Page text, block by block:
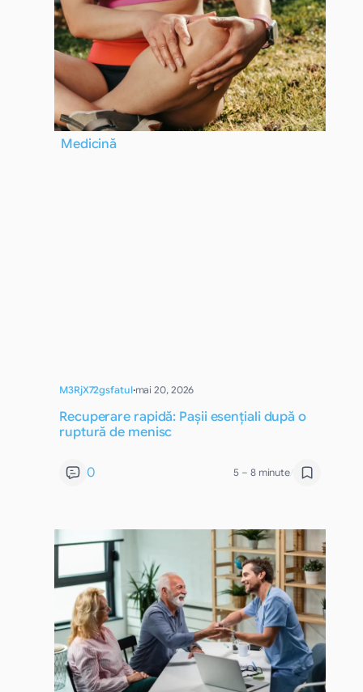
Medicină
M3RjX72gsfatul·mai 20, 2026
Recuperare rapidă: Pașii esențiali după o
ruptură de menisc
0 5 – 8 minute